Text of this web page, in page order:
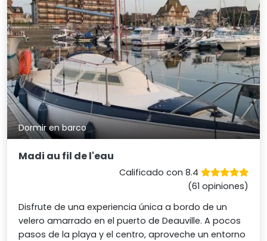
Dormir en barco
Madi au fil de l'eau
Calificado con 8.4
(61 opiniones)
Disfrute de una experiencia única a bordo de un
velero amarrado en el puerto de Deauville. A pocos
pasos de la playa y el centro, aproveche un entorno